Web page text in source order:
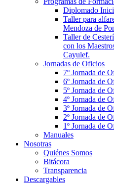
Diplomado
Taller para
Mendoza de
Taller de
con los
Cayulef.
Jornadas de Oficios
7º Jornada de
6º Jornada de
5º Jornada de
4º Jornada de
3º Jornada de
2º Jornada de
1º Jornada de
Manuales
Nosotras
Quiénes Somos
Bitácora
Transparencia
Descargables